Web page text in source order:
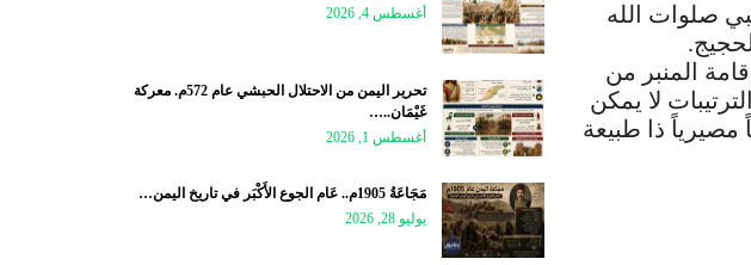
صلوات الله
المنبر من
لا يمكن
مصيرياً ذا طبيعة
أغسطس 4, 2026
تحرير اليمن من الاحتلال الحبشي عام 572م. معركة
غَيْمَان..…
أغسطس 1, 2026
مَجَاعَةُ 1905م.. عَام الجوع الأَكْبَر في تاريخ اليمن…
يوليو 28, 2026